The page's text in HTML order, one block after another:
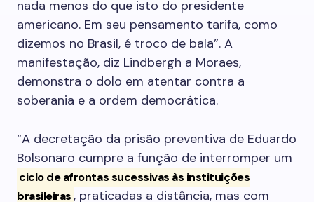
nada menos do que isto do presidente
americano. Em seu pensamento tarifa, como
dizemos no Brasil, é troco de bala”. A
manifestação, diz Lindbergh a Moraes,
demonstra o dolo em atentar contra a
soberania e a ordem democrática.
“A decretação da prisão preventiva de Eduardo
Bolsonaro cumpre a função de interromper um
ciclo de afrontas sucessivas às instituições
brasileiras, praticadas a distância, mas com